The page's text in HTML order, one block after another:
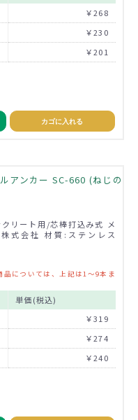
￥268
￥230
￥201
カゴに入れる
アンカー SC-660 (ねじの
リート用/芯棒打込み式 メ
式会社 材質:ステンレス
については、上記は1～9本ま
単価(税込)
￥319
￥274
￥240